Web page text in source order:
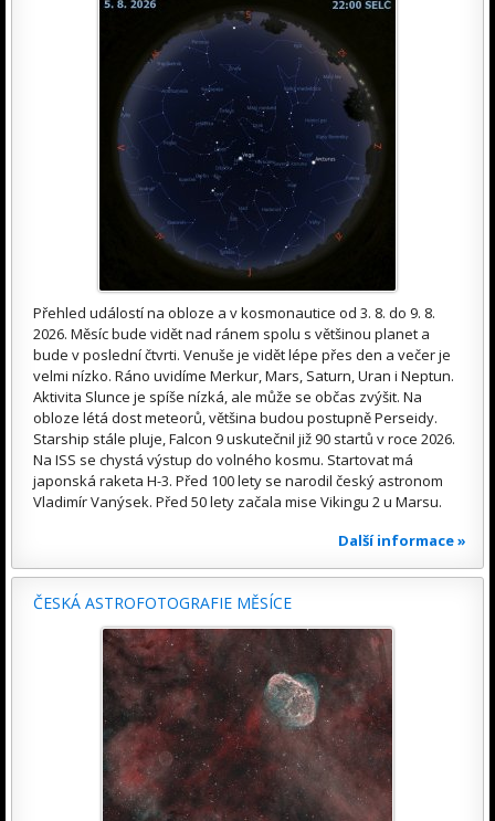
Přehled událostí na obloze a v kosmonautice od 3. 8. do 9. 8.
2026. Měsíc bude vidět nad ránem spolu s většinou planet a
bude v poslední čtvrti. Venuše je vidět lépe přes den a večer je
velmi nízko. Ráno uvidíme Merkur, Mars, Saturn, Uran i Neptun.
Aktivita Slunce je spíše nízká, ale může se občas zvýšit. Na
obloze létá dost meteorů, většina budou postupně Perseidy.
Starship stále pluje, Falcon 9 uskutečnil již 90 startů v roce 2026.
Na ISS se chystá výstup do volného kosmu. Startovat má
japonská raketa H-3. Před 100 lety se narodil český astronom
Vladimír Vanýsek. Před 50 lety začala mise Vikingu 2 u Marsu.
Další informace »
ČESKÁ ASTROFOTOGRAFIE MĚSÍCE